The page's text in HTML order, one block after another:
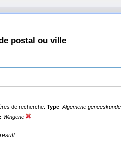
postal ou ville
de recherche: Type: Algemene geneeskunde
Wingene